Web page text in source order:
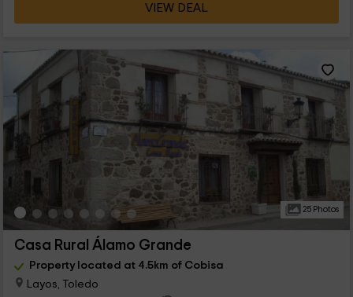
VIEW DEAL
25 Photos
Casa Rural Álamo Grande
Property located at 4.5km of Cobisa
Layos, Toledo